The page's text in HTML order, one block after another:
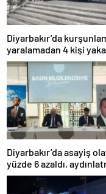
Diyarbakır’da
yaralamadan 4 kişi
Diyarbakır’da asayiş
yüzde 6 azaldı,
oranı yüzde 98’e